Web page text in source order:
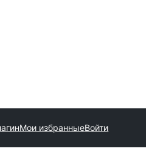
Мои избранныеВойти